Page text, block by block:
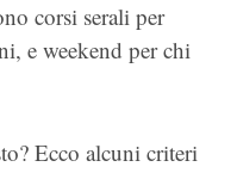
corsi serali per
e weekend per chi
Ecco alcuni criteri